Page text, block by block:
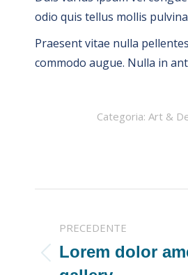
odio quis tellus mollis
Praesent vitae nulla
commodo augue. Nulla in
Categoria: Art &
TRA
PRECEDENTE
Post
Lorem dolor